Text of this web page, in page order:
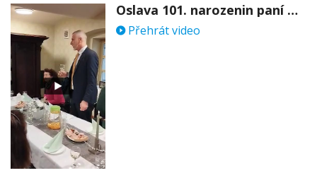
Oslava 101. narozenin paní Věry Skořepové
Přehrát video